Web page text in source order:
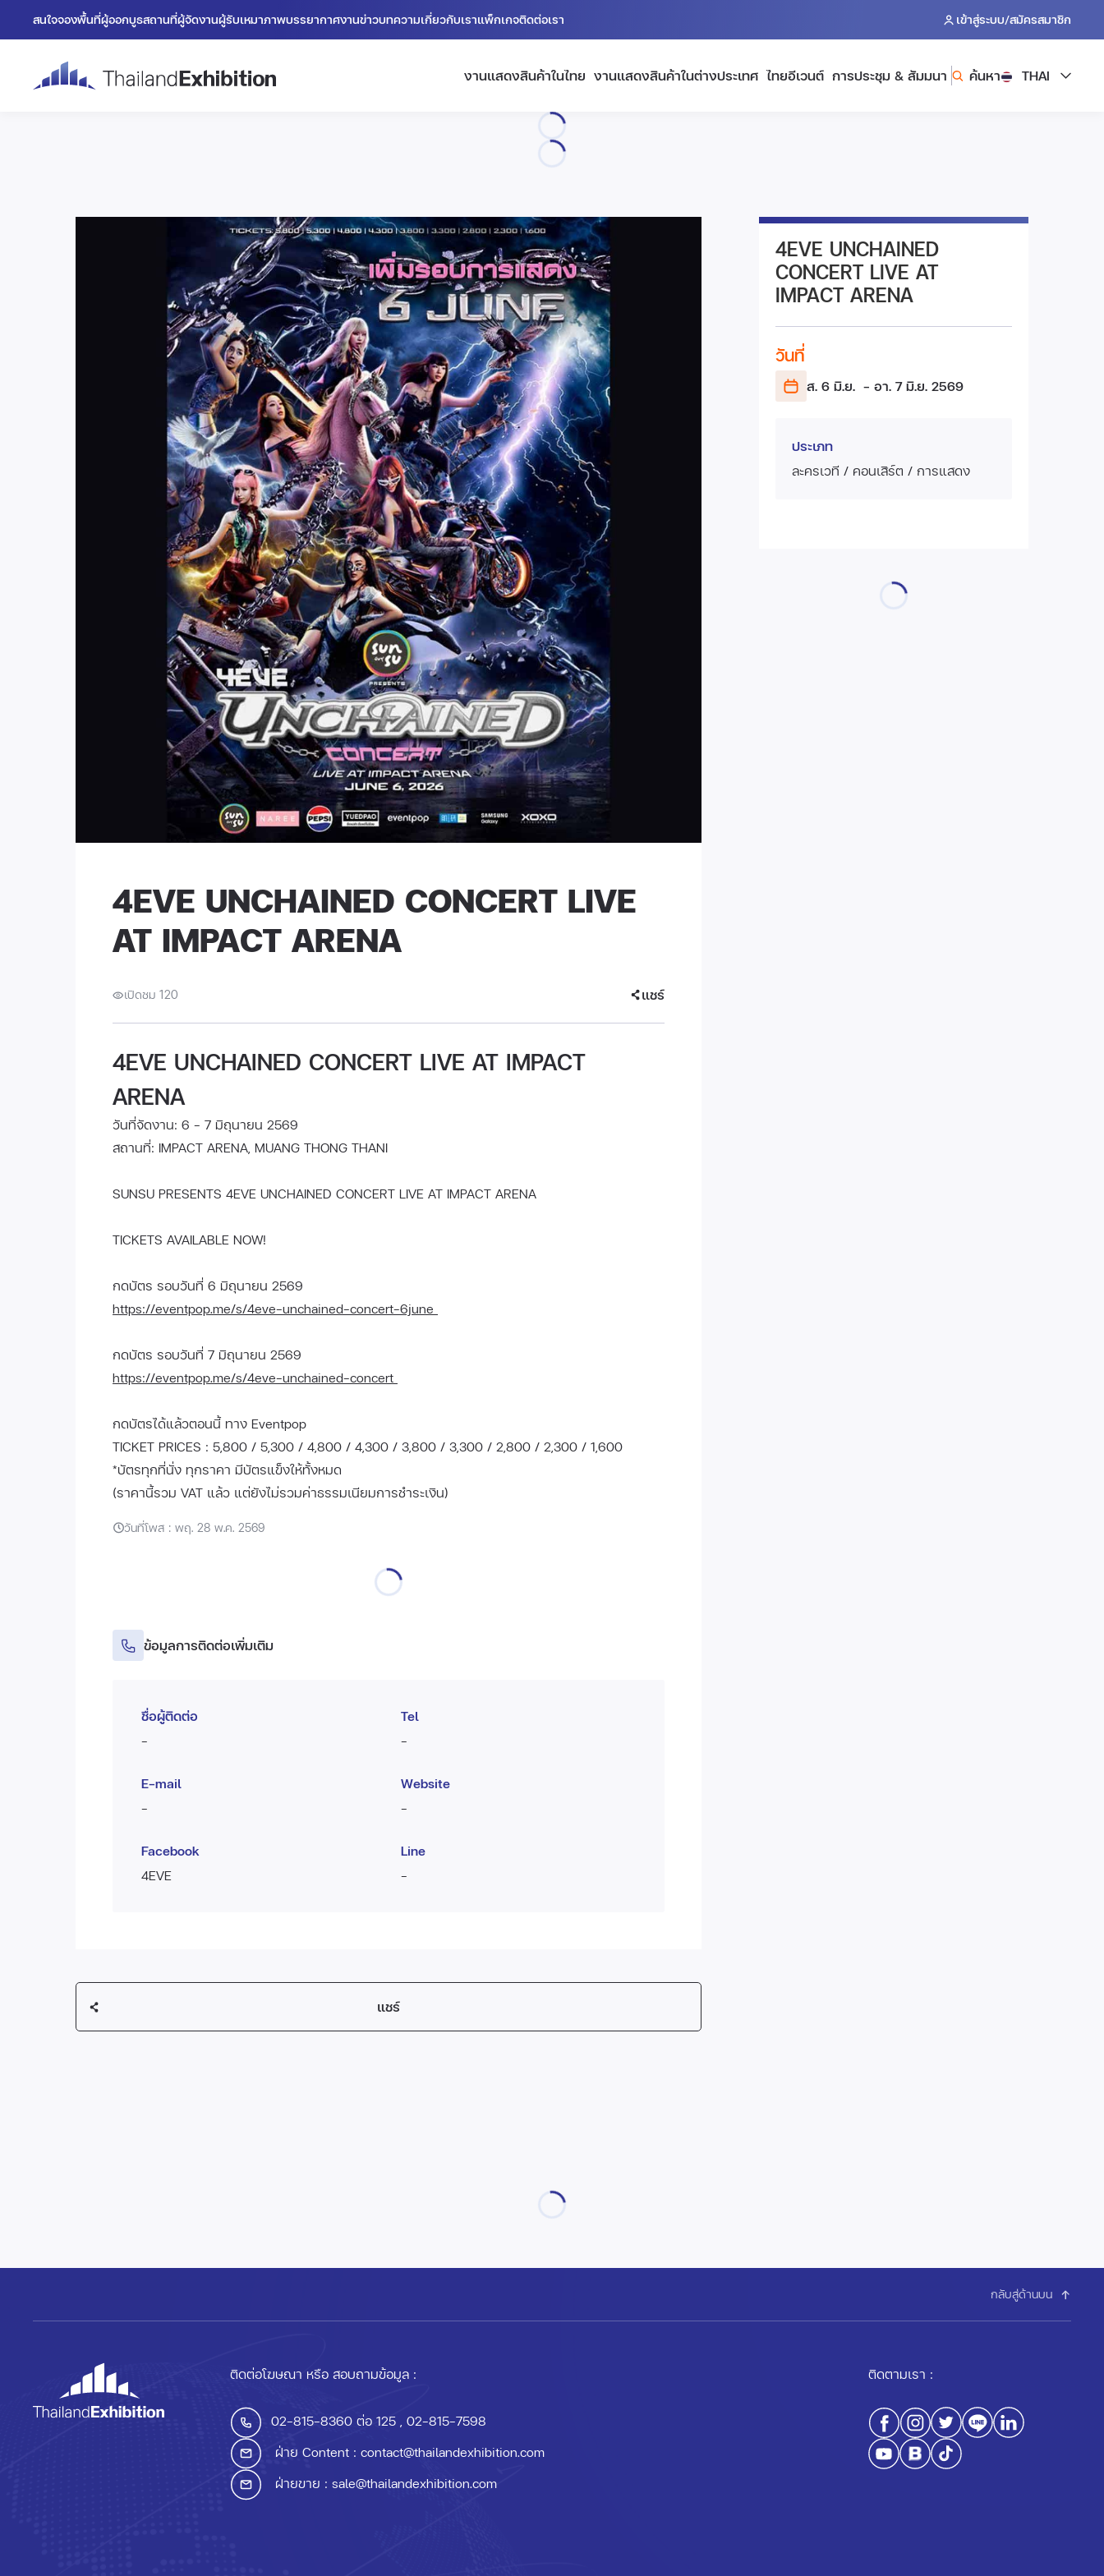
สนใจจองพื้นที่ผู้ออกบูธสถานที่ผู้จัดงานผู้รับเหมาภาพบรรยากาศงานข่าวบทความเกี่ยวกับเราแพ็กเกจติดต่อเรา เข้าสู่ระบบ/สมัครสมาชิก
งานแสดงสินค้าในไทย งานแสดงสินค้าในต่างประเทศ ไทยอีเวนต์ การประชุม & สัมมนา ค้นหา THAI
4EVE UNCHAINED
CONCERT LIVE AT
IMPACT ARENA
วันที่
ส. 6 มิ.ย. - อา. 7 มิ.ย. 2569
ประเภท
ละครเวที / คอนเสิร์ต / การแสดง
4EVE UNCHAINED CONCERT LIVE
AT IMPACT ARENA
เปิดชม 120 แชร์
4EVE UNCHAINED CONCERT LIVE AT IMPACT
ARENA
วันที่จัดงาน: 6 - 7 มิถุนายน 2569
สถานที่: IMPACT ARENA, MUANG THONG THANI
SUNSU PRESENTS 4EVE UNCHAINED CONCERT LIVE AT IMPACT ARENA
TICKETS AVAILABLE NOW!
กดบัตร รอบวันที่ 6 มิถุนายน 2569
https://eventpop.me/s/4eve-unchained-concert-6june
กดบัตร รอบวันที่ 7 มิถุนายน 2569
https://eventpop.me/s/4eve-unchained-concert
กดบัตรได้แล้วตอนนี้ ทาง Eventpop
TICKET PRICES : 5,800 / 5,300 / 4,800 / 4,300 / 3,800 / 3,300 / 2,800 / 2,300 / 1,600
*บัตรทุกที่นั่ง ทุกราคา มีบัตรแข็งให้ทั้งหมด
(ราคานี้รวม VAT แล้ว แต่ยังไม่รวมค่าธรรมเนียมการชำระเงิน)
วันที่โพส : พฤ. 28 พ.ค. 2569
ข้อมูลการติดต่อเพิ่มเติม
ชื่อผู้ติดต่อ
-
Tel
-
E-mail
-
Website
-
Facebook
4EVE
Line
-
แชร์
กลับสู่ด้านบน
ติดต่อโฆษณา หรือ สอบถามข้อมูล :
02-815-8360 ต่อ 125 , 02-815-7598
ฝ่าย Content : contact@thailandexhibition.com
ฝ่ายขาย : sale@thailandexhibition.com
ติดตามเรา :